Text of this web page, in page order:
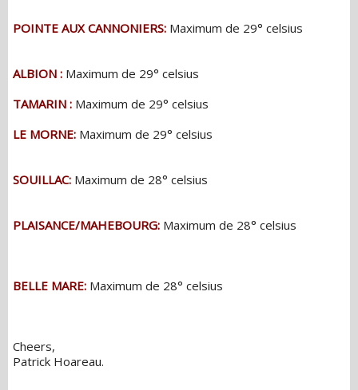
POINTE AUX CANNONIERS: Maximum de 29° celsius
ALBION : Maximum de 29° celsius
TAMARIN : Maximum de 29° celsius
LE MORNE: Maximum de 29° celsius
SOUILLAC: Maximum de 28° celsius
PLAISANCE/MAHEBOURG: Maximum de 28° celsius
BELLE MARE: Maximum de 28° celsius
Cheers,
Patrick Hoareau.